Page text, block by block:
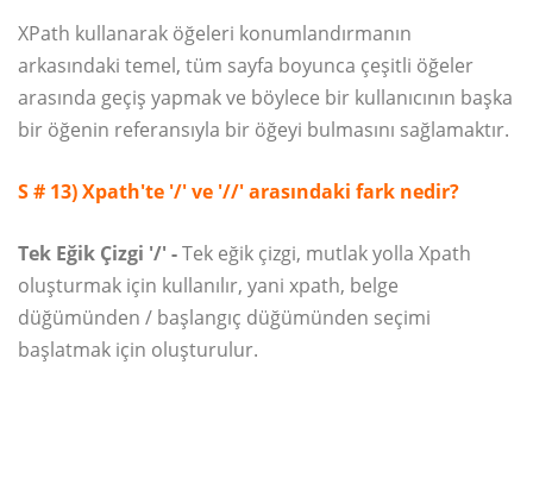
XPath kullanarak öğeleri konumlandırmanın
arkasındaki temel, tüm sayfa boyunca çeşitli öğeler
arasında geçiş yapmak ve böylece bir kullanıcının başka
bir öğenin referansıyla bir öğeyi bulmasını sağlamaktır.
S # 13) Xpath'te '/' ve '//' arasındaki fark nedir?
Tek Eğik Çizgi '/' -Tek eğik çizgi, mutlak yolla Xpath
oluşturmak için kullanılır, yani xpath, belge
düğümünden / başlangıç ​​düğümünden seçimi
başlatmak için oluşturulur.